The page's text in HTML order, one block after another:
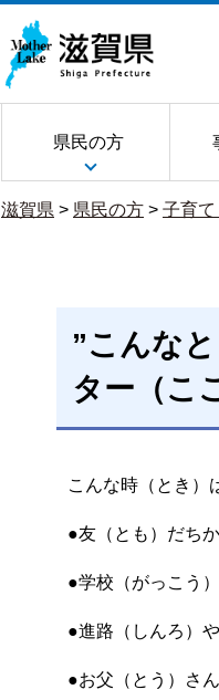
県民の方
滋賀県 > 県民の方 > 子育
”こんな
ター（こ
こんな時（とき）
●友（とも）だち
●学校（がっこう
●進路（しんろ）
●お父（とう）さ